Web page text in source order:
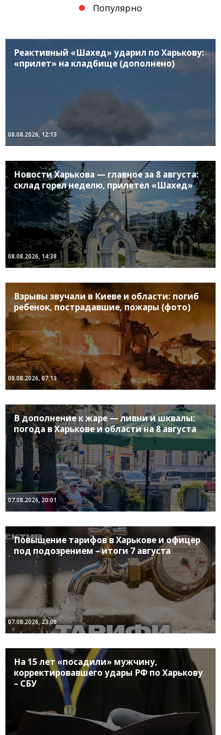
Популярно
Реактивный «Шахед» ударил по Харькову:
«прилет» на кладбище (дополнено)
08.08.2026, 12:13
Новости Харькова — главное за 8 августа:
склад горел неделю, прилетел «Шахед»
08.08.2026, 14:38
Взрывы звучали в Киеве и области: погиб
ребенок, пострадавшие, пожары (фото)
08.08.2026, 07:13
В дополнение к жаре — ливни и шквалы:
погода в Харькове и области на 8 августа
07.08.2026, 20:01
Повышение тарифов в Харькове и офицер
под подозрением – итоги 7 августа
07.08.2026, 23:00
На 15 лет «посадили» мужчину,
корректировавшего удары РФ по Харькову
– СБУ